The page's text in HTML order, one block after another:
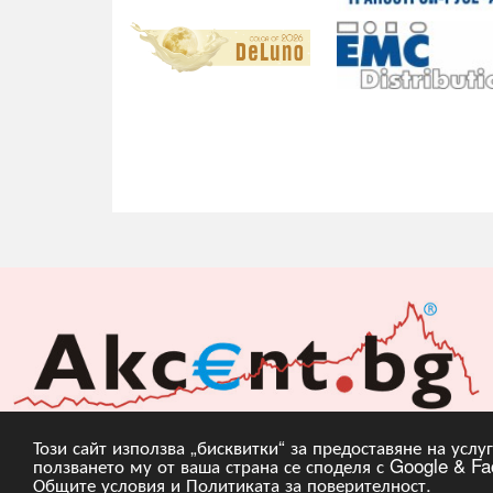
Този сайт използва „бисквитки“ за предоставяне на
ползването му от ваша страна се споделя с Google &
Общите условия и Политиката за поверителност.
Copyright © 2010,